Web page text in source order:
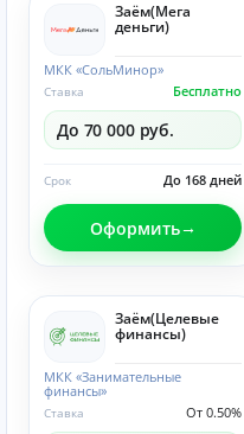
Заём(Мега
деньги)
МКК «СольМинор»
Бесплатно
Ставка
До 70 000 руб.
До 168 дней
Срок
Оформить
Заём(Целевые
финансы)
МКК «Занимательные
финансы»
От 0.50%
Ставка